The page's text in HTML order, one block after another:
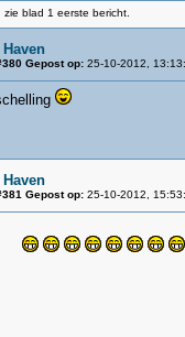
blad 1 eerste bericht.
Haven
Gepost op: 25-10-2012,
Haven
Gepost op: 25-10-2012,